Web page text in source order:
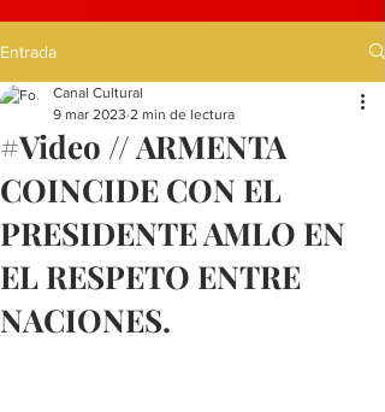
Entrada
#Video // ARMENTA
COINCIDE CON EL
PRESIDENTE AMLO EN
EL RESPETO ENTRE
NACIONES.
Canal Cultural
9 mar 2023 2 min de lectura